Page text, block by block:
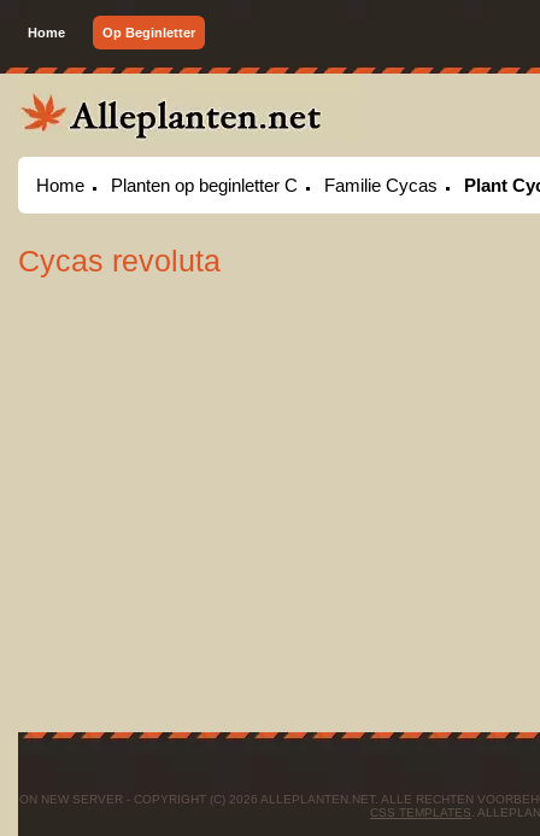
Home Op Beginletter
Home Planten op beginletter C Familie Cycas Plant
Cycas revoluta
ON NEW SERVER - COPYRIGHT (C) 2026 ALLEPLANTEN.NET. ALLE RECHTEN
CSS TEMPLATES .